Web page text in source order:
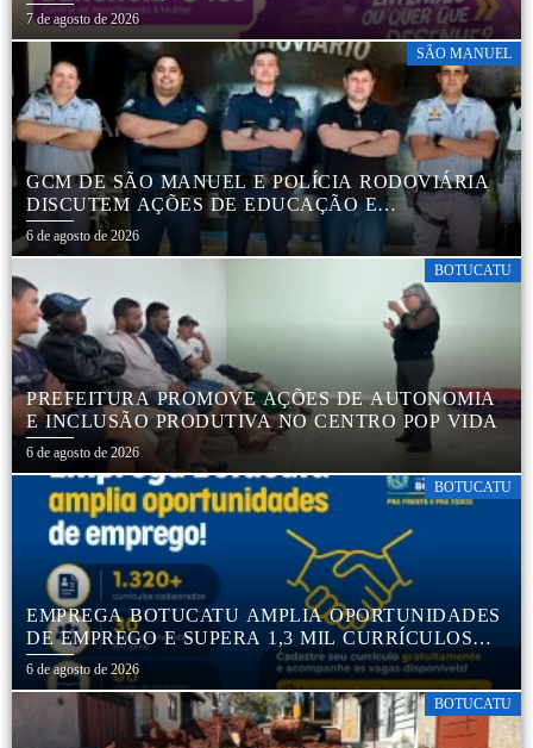
MULHERES EM BOTUCATU
7 de agosto de 2026
SÃO MANUEL
GCM DE SÃO MANUEL E POLÍCIA RODOVIÁRIA
DISCUTEM AÇÕES DE EDUCAÇÃO E
SEGURANÇA NO TRÂNSITO
6 de agosto de 2026
BOTUCATU
PREFEITURA PROMOVE AÇÕES DE AUTONOMIA
E INCLUSÃO PRODUTIVA NO CENTRO POP VIDA
6 de agosto de 2026
BOTUCATU
EMPREGA BOTUCATU AMPLIA OPORTUNIDADES
DE EMPREGO E SUPERA 1,3 MIL CURRÍCULOS
CADASTRADOS
6 de agosto de 2026
BOTUCATU